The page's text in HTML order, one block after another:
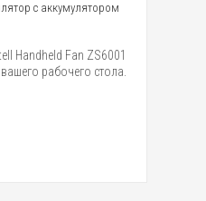
с аккумулятором
Handheld Fan ZS6001
рабочего стола.